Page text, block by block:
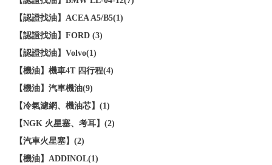
【認證找油】ACEA A5/B5(1)
【認證找油】FORD (3)
【認證找油】Volvo(1)
【機油】機車4T 四行程(4)
【機油】汽車機油(9)
【冷氣濾網、機油芯】(1)
【NGK 火星塞、考耳】(2)
【汽車火星塞】(2)
【機油】ADDINOL(1)